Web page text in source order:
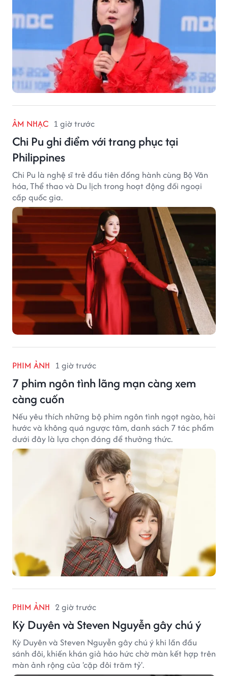
ÂM NHẠC 1 giờ trước
Chi Pu ghi điểm với trang phục tại
Philippines
Chi Pu là nghệ sĩ trẻ đầu tiên đồng hành cùng Bộ Văn
hóa, Thể thao và Du lịch trong hoạt động đối ngoại
cấp quốc gia.
PHIM ẢNH 1 giờ trước
7 phim ngôn tình lãng mạn càng xem
càng cuốn
Nếu yêu thích những bộ phim ngôn tình ngọt ngào, hài
hước và không quá ngược tâm, danh sách 7 tác phẩm
dưới đây là lựa chọn đáng để thưởng thức.
PHIM ẢNH 2 giờ trước
Kỳ Duyên và Steven Nguyễn gây chú ý
Kỳ Duyên và Steven Nguyễn gây chú ý khi lần đầu
sánh đôi, khiến khán giả háo hức chờ màn kết hợp trên
màn ảnh rộng của 'cặp đôi trăm tỷ'.